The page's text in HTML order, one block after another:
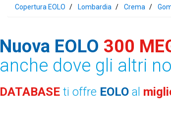
Copertura EOLO Lombardia Crema
Nuova EOLO 300
anche dove gli altri
DATABASE ti offre EOLO al